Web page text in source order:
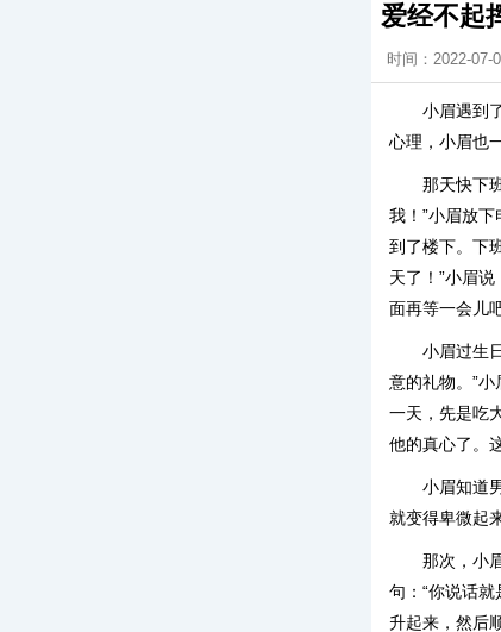
爱经不起
时间：2022-07-
小眉遇到
心理，小眉也
那天快下
我！”小眉放
到了楼下。下
天了！”小眉
面再等一会儿
小眉过生
意的礼物。”
一天，先是吃
他的真心了。
小眉知道
就变得卑微起
那次，小
句：“你说话
升起来，然后